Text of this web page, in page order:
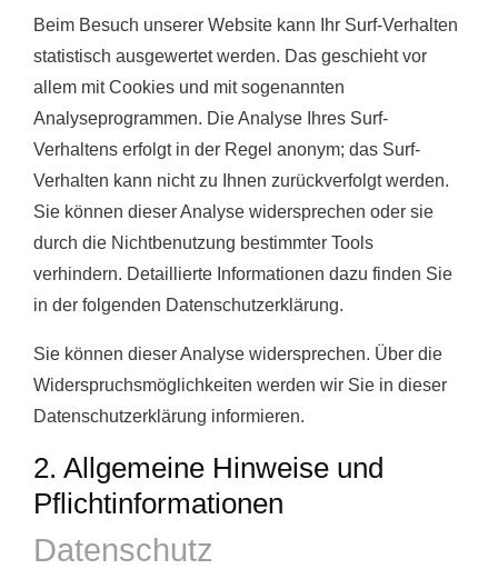
Beim Besuch unserer Website kann Ihr Surf-Verhalten
statistisch ausgewertet werden. Das geschieht vor
allem mit Cookies und mit sogenannten
Analyseprogrammen. Die Analyse Ihres Surf-
Verhaltens erfolgt in der Regel anonym; das Surf-
Verhalten kann nicht zu Ihnen zurückverfolgt werden.
Sie können dieser Analyse widersprechen oder sie
durch die Nichtbenutzung bestimmter Tools
verhindern. Detaillierte Informationen dazu finden Sie
in der folgenden Datenschutzerklärung.
Sie können dieser Analyse widersprechen. Über die
Widerspruchsmöglichkeiten werden wir Sie in dieser
Datenschutzerklärung informieren.
2. Allgemeine Hinweise und
Pflichtinformationen
Datenschutz